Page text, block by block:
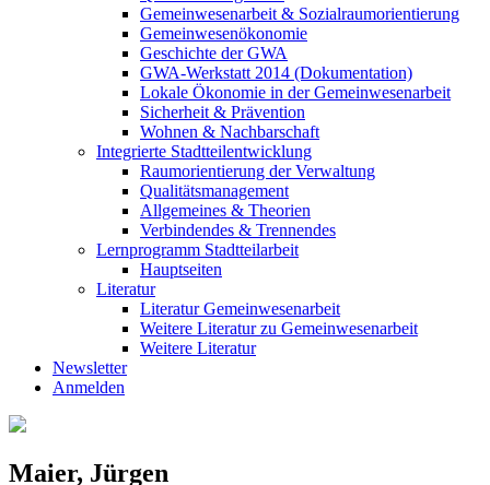
Gemeinwesenarbeit & Sozialraumorientierung
Gemeinwesenökonomie
Geschichte der GWA
GWA-Werkstatt 2014 (Dokumentation)
Lokale Ökonomie in der Gemeinwesenarbeit
Sicherheit & Prävention
Wohnen & Nachbarschaft
Integrierte Stadtteilentwicklung
Raumorientierung der Verwaltung
Qualitätsmanagement
Allgemeines & Theorien
Verbindendes & Trennendes
Lernprogramm Stadtteilarbeit
Hauptseiten
Literatur
Literatur Gemeinwesenarbeit
Weitere Literatur zu Gemeinwesenarbeit
Weitere Literatur
Newsletter
Anmelden
Maier, Jürgen